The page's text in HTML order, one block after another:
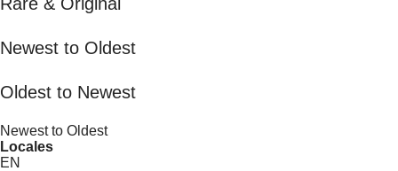
Newest to Oldest
Oldest to Newest
Newest to Oldest
Locales
EN